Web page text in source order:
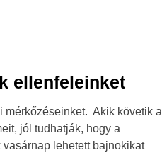
ellenfeleinket
mérkőzéseinket. Akik követik a
jól tudhatják, hogy a
lehetett bajnokikat